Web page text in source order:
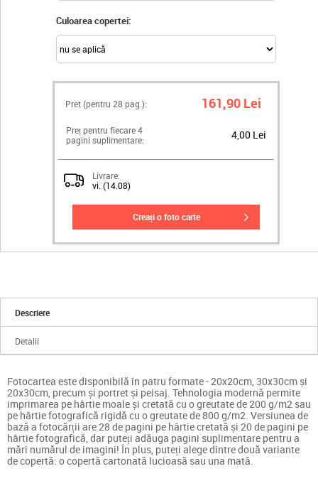
Culoarea copertei:
Pret (pentru 28 pag.): 161,90 Lei
Preț pentru fiecare 4
pagini suplimentare:
4,00 Lei
Livrare:
vi. (14.08)
creați o foto carte
Descriere
Detalii
Fotocartea este disponibilă în patru formate - 20x20cm, 30x30cm și
20x30cm, precum și portret și peisaj. Tehnologia modernă permite
imprimarea pe hârtie moale și cretată cu o greutate de 200 g/m2 sau
pe hârtie fotografică rigidă cu o greutate de 800 g/m2. Versiunea de
bază a fotocărții are 28 de pagini pe hârtie cretată și 20 de pagini pe
hârtie fotografică, dar puteți adăuga pagini suplimentare pentru a
mări numărul de imagini! În plus, puteți alege dintre două variante
de copertă: o copertă cartonată lucioasă sau una mată.